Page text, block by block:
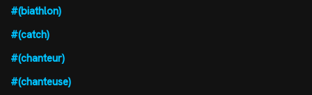
#(biathlon)
#(catch)
#(chanteur)
#(chanteuse)